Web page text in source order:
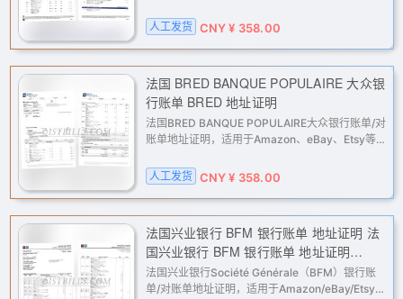
PayPal/Stripe/Wise等KYC与地址核验。
人工发货 CNY ¥ 358.00
法国 BRED BANQUE POPULAIRE 大众银
行账单 BRED 地址证明
法国BRED BANQUE POPULAIRE大众银行账单/对
账单地址证明，适用于Amazon、eBay、Etsy等
与地址核验。人工定制，高清PDF邮件交付。
人工发货 CNY ¥ 358.00
法国兴业银行 BFM 银行账单 地址证明 法
国兴业银行 BFM 银行账单 地址证明
Société Générale (BFM) bank statement
address proof
法国兴业银行Société Générale（BFM）银行账
单/对账单地址证明，适用于Amazon/eBay/Etsy二